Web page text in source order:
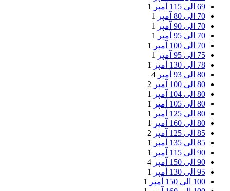
69 الی 115 آمپر
1
70 الی 80 آمپر
1
70 الی 90 آمپر
1
70 الی 95 آمپر
1
70 الی 100 آمپر
1
75 الی 95 آمپر
1
78 الی 130 آمپر
1
80 الی 93 آمپر
4
80 الی 100 آمپر
2
80 الی 104 آمپر
1
80 الی 105 آمپر
1
80 الی 125 آمپر
1
80 الی 160 آمپر
1
85 الی 125 آمپر
2
85 الی 135 آمپر
1
90 الی 115 آمپر
1
90 الی 150 آمپر
4
95 الی 130 آمپر
1
100 الی 150 آمپر
1